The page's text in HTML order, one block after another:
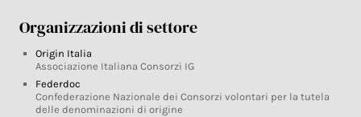
Organizzazioni di settore
Origin Italia
Associazione Italiana Consorzi IG
Federdoc
Confederazione Nazionale dei Consorzi volontari per la tutela
delle denominazioni di origine